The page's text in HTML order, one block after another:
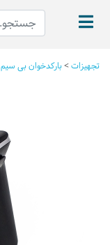
تجهیزات>بارکدخوان بی سیم